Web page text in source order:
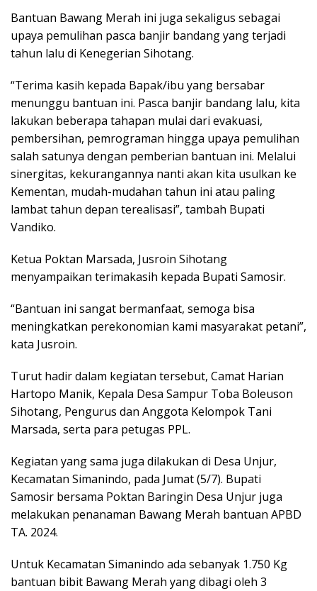
Bantuan Bawang Merah ini juga sekaligus sebagai
upaya pemulihan pasca banjir bandang yang terjadi
tahun lalu di Kenegerian Sihotang.
“Terima kasih kepada Bapak/ibu yang bersabar
menunggu bantuan ini. Pasca banjir bandang lalu, kita
lakukan beberapa tahapan mulai dari evakuasi,
pembersihan, pemrograman hingga upaya pemulihan
salah satunya dengan pemberian bantuan ini. Melalui
sinergitas, kekurangannya nanti akan kita usulkan ke
Kementan, mudah-mudahan tahun ini atau paling
lambat tahun depan terealisasi”, tambah Bupati
Vandiko.
Ketua Poktan Marsada, Jusroin Sihotang
menyampaikan terimakasih kepada Bupati Samosir.
“Bantuan ini sangat bermanfaat, semoga bisa
meningkatkan perekonomian kami masyarakat petani”,
kata Jusroin.
Turut hadir dalam kegiatan tersebut, Camat Harian
Hartopo Manik, Kepala Desa Sampur Toba Boleuson
Sihotang, Pengurus dan Anggota Kelompok Tani
Marsada, serta para petugas PPL.
Kegiatan yang sama juga dilakukan di Desa Unjur,
Kecamatan Simanindo, pada Jumat (5/7). Bupati
Samosir bersama Poktan Baringin Desa Unjur juga
melakukan penanaman Bawang Merah bantuan APBD
TA. 2024.
Untuk Kecamatan Simanindo ada sebanyak 1.750 Kg
bantuan bibit Bawang Merah yang dibagi oleh 3